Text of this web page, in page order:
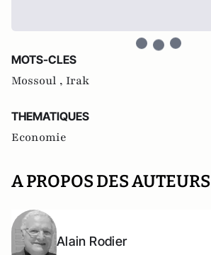
MOTS-CLES
Mossoul , Irak
THEMATIQUES
Economie
A PROPOS DES AUTEURS
Alain Rodier